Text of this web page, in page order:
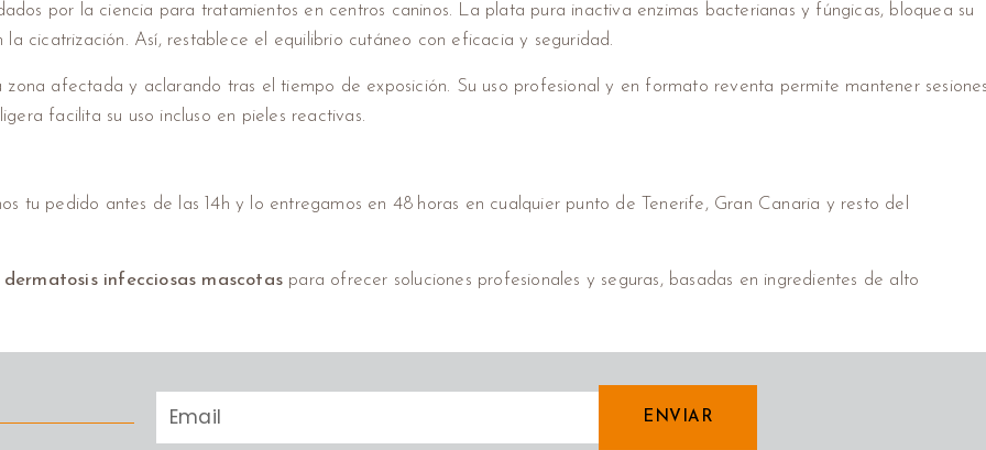
por la ciencia para tratamientos en centros caninos. La plata pura inactiva enzimas bacterianas y fúngicas, bloquea su
cicatrización. Así, restablece el equilibrio cutáneo con eficacia y seguridad.
afectada y aclarando tras el tiempo de exposición. Su uso profesional y en formato reventa permite mantener
facilita su uso incluso en pieles reactivas.
tu pedido antes de las 14h y lo entregamos en 48 horas en cualquier punto de Tenerife, Gran Canaria y resto del
infecciosas mascotas para ofrecer soluciones profesionales y seguras, basadas en ingredientes de alto
ENVIAR